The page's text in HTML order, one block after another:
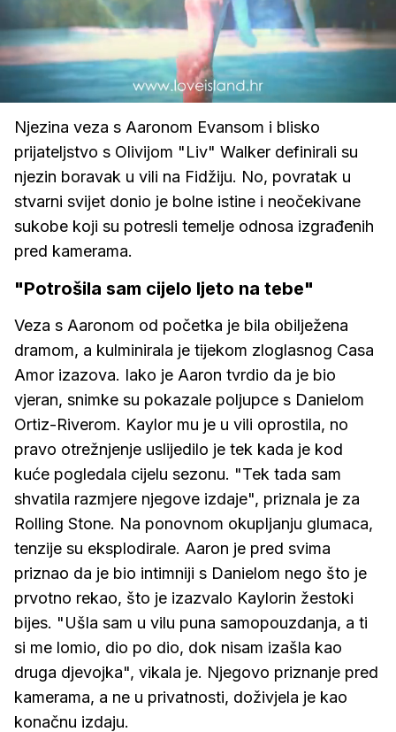
zvuk
Loaded
100.00%
Njezina veza s Aaronom Evansom i blisko
prijateljstvo s Olivijom "Liv" Walker definirali su
njezin boravak u vili na Fidžiju. No, povratak u
stvarni svijet donio je bolne istine i neočekivane
sukobe koji su potresli temelje odnosa izgrađenih
pred kamerama.
"Potrošila sam cijelo ljeto na tebe"
Veza s Aaronom od početka je bila obilježena
dramom, a kulminirala je tijekom zloglasnog Casa
Amor izazova. Iako je Aaron tvrdio da je bio
vjeran, snimke su pokazale poljupce s Danielom
Ortiz-Riverom. Kaylor mu je u vili oprostila, no
pravo otrežnjenje uslijedilo je tek kada je kod
kuće pogledala cijelu sezonu. "Tek tada sam
shvatila razmjere njegove izdaje", priznala je za
Rolling Stone. Na ponovnom okupljanju glumaca,
tenzije su eksplodirale. Aaron je pred svima
priznao da je bio intimniji s Danielom nego što je
prvotno rekao, što je izazvalo Kaylorin žestoki
bijes. "Ušla sam u vilu puna samopouzdanja, a ti
si me lomio, dio po dio, dok nisam izašla kao
druga djevojka", vikala je. Njegovo priznanje pred
kamerama, a ne u privatnosti, doživjela je kao
konačnu izdaju.